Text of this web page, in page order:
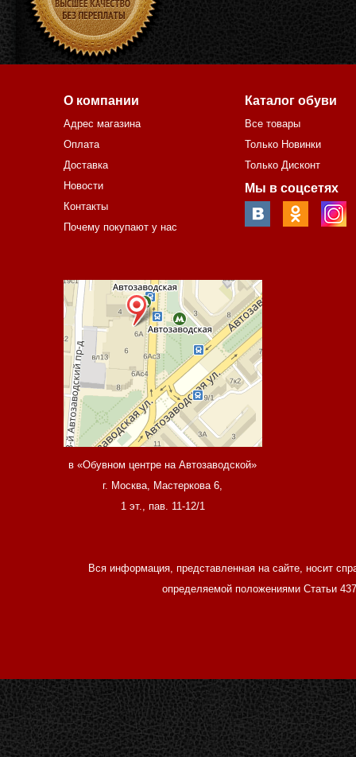
О компании
Адрес магазина
Оплата
Доставка
Новости
Контакты
Почему покупают у нас
Каталог обуви
Все товары
Только Новинки
Только Дисконт
Мы в соцсетях
в «Обувном центре на Автозаводской»
г. Москва, Мастеркова 6,
1 эт., пав. 11-12/1
Вся информация, представленная на сайте, носит
определяемой положениями Статьи